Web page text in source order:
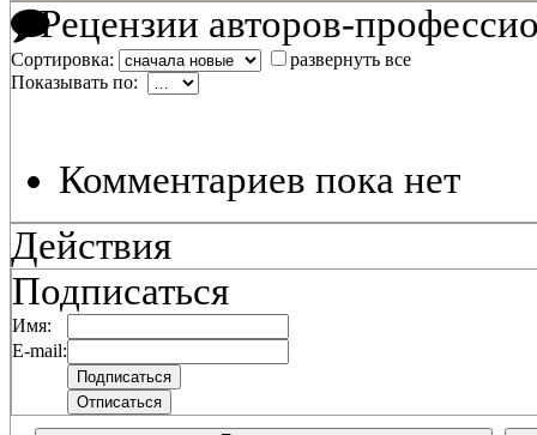
Рецензии авторов-
Сортировка:
развернуть все
Показывать по:
Комментариев пока нет
Действия
Подписаться
Имя:
E-mail: